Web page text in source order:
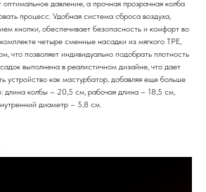
давление, а прочная прозрачная колба
процесс. Удобная система сброса воздуха,
кнопки, обеспечивает безопасность и комфорт во
четыре сменные насадки из мягкого TPE,
что позволяет индивидуально подобрать плотность
выполнена в реалистичном дизайне, что дает
устройство как мастурбатор, добавляя еще больше
длина колбы – 20,5 см, рабочая длина – 18,5 см,
диаметр – 5,8 см.